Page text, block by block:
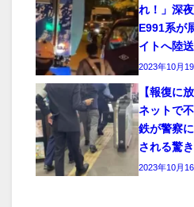
れ！」深
E991系が
イトへ陸送
2023年10月
【報復に
ネットで
鉄が警察
される驚
2023年10月